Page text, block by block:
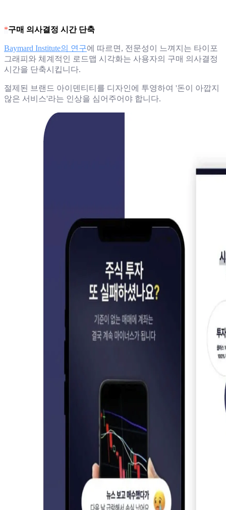
*구매 의사결정 시간 단축
Baymard Institute의 연구에 따르면, 전문성이 느껴지는 타이포
그래피와 체계적인 로드맵 시각화는 사용자의 구매 의사결정
시간을 단축시킵니다.
절제된 브랜드 아이덴티티를 디자인에 투영하여 '돈이 아깝지
않은 서비스'라는 인상을 심어주어야 합니다.